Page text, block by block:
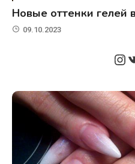
Новые оттенки гелей
09.10.2023